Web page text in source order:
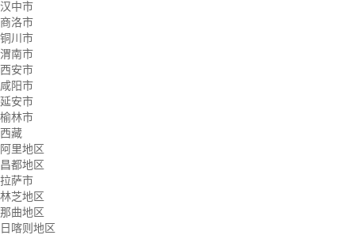
汉中市
商洛市
铜川市
渭南市
西安市
咸阳市
延安市
榆林市
西藏
阿里地区
昌都地区
拉萨市
林芝地区
那曲地区
日喀则地区